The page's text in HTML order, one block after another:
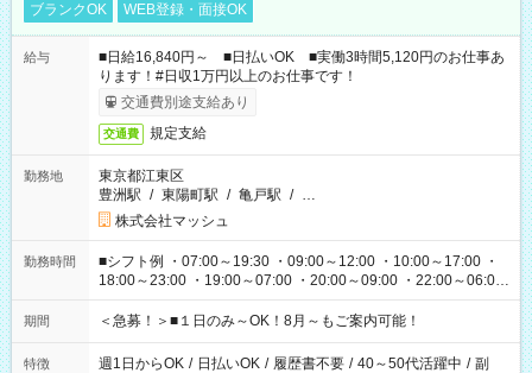
ブランクOK
WEB登録・面接OK
給与
■日給16,840円～ ■日払いOK ■実働3時間5,120円のお仕事あ
ります！#日収1万円以上のお仕事です！
交通費別途支給あり
交通費 規定支給
勤務地
東京都江東区
豊洲駅 / 東陽町駅 / 亀戸駅 / …
株式会社マッシュ
勤務時間
■シフト例 ・07:00～19:30 ・09:00～12:00 ・10:00～17:00 ・
18:00～23:00 ・19:00～07:00 ・20:00～09:00 ・22:00～06:00
etc ★最短で3時間で5,120円のお仕事から 15時間で2万円近く稼
げるお仕事も！ ご希望のお時間に合わせてご紹介！ ※シフトは
ください！
期間 ＜急募！＞■１日のみ～OK！8月～もご案内可能！
特徴 週1日からOK / 日払いOK / 履歴書不要 / 40～50代活躍中 / 副